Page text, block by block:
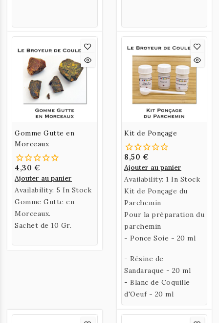
Gomme Gutte en
Morceaux
4,30 €
Ajouter au panier
Availability: 5 In Stock
Gomme Gutte en
Morceaux.
Sachet de 10 Gr.
Kit de Ponçage
8,50 €
Ajouter au panier
Availability: 1 In Stock
Kit de Ponçage du
Parchemin
Pour la préparation du
parchemin
- Ponce Soie - 20 ml
- Résine de
Sandaraque - 20 ml
- Blanc de Coquille
d'Oeuf - 20 ml